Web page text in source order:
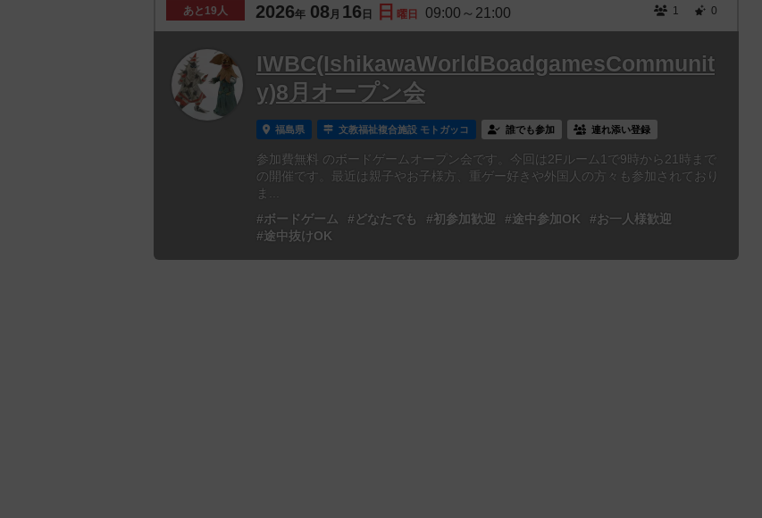
あと 19人 2026年 08 月 16 日 日 曜日 09:00～21:00 1 0
IWBC(IshikawaWorldBoadgamesCommunit
y)8月オープン会
福島県 文教福祉複合施設 モトガッコ 誰でも参加 連れ添い登録
参加費無料 のボードゲームオープン会です。今回は2Fルーム1で9時から21時まで
の開催です。最近は親子やお子様方、重ゲー好きや外国人の方々も参加されており
ま...
#ボードゲーム
#どなたでも #初参加歓迎 #途中参加OK
#お一人様歓迎
#途中抜けOK